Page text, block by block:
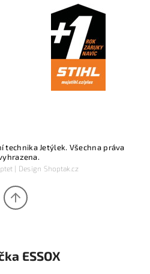
technika Jetýlek. Všechna práva
| Design Shoptak.cz
ESSOX